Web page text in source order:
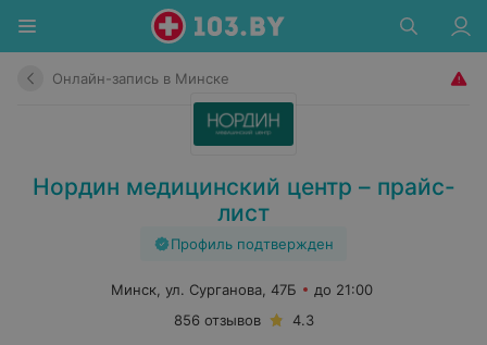
Онлайн-запись в Минске
Нордин медицинский центр – прайс-
лист
Профиль подтвержден
Минск, ул. Сурганова, 47Б
до 21:00
856 отзывов
4.3